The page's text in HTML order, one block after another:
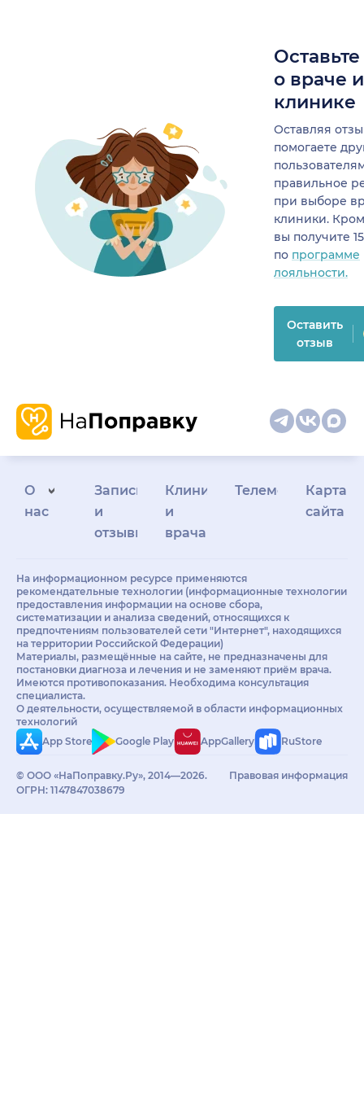
о враче
клинике
Оставляя
помогаете
правильное
при выборе
клиники.
вы получите
по программе
лояльности.
Оставить
отзыв
О
нас
Запись
и
отзывы
Клиникам
и
врачам
Телемедицина
Карта
сайта
На информационном ресурсе применяются
рекомендательные технологии (информационные технологии
предоставления информации на основе сбора,
систематизации и анализа сведений, относящихся к
предпочтениям пользователей сети "Интернет", находящихся
на территории Российской Федерации)
Материалы, размещённые на сайте, не предназначены для
постановки диагноза и лечения и не заменяют приём врача.
Имеются противопоказания. Необходима консультация
специалиста.
О деятельности, осуществляемой в области информационных
технологий
App Store
Google Play AppGallery RuStore
© ООО «НаПоправку.Ру», 2014—2026.
ОГРН: 1147847038679
Правовая информация